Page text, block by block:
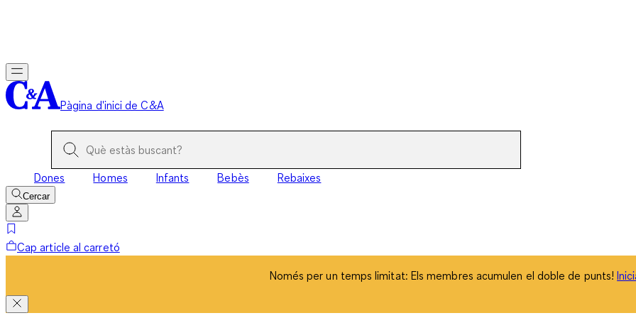
Pàgina d'inici de C&A
Dones Homes Infants Bebès Rebaixes
Cercar
Cap article al carretó
Només per un temps limitat: Els membres acumulen el doble de punts!